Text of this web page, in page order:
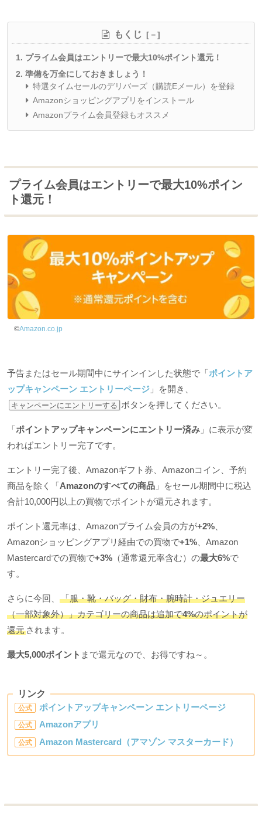
もくじ
プライム会員はエントリーで最大10%ポイント還元！
準備を万全にしておきましょう！
特選タイムセールのデリバーズ（購読Eメール）を登録
Amazonショッピングアプリをインストール
Amazonプライム会員登録もオススメ
プライム会員はエントリーで最大10%ポイン
ト還元！
©Amazon.co.jp
予告またはセール期間中にサインインした状態で「ポイントア
ップキャンペーン エントリーページ 」を開き、
キャンペーンにエントリーする ボタンを押してください。
「ポイントアップキャンペーンにエントリー済み 」に表示が変
わればエントリー完了です。
エントリー完了後、Amazonギフト券、Amazonコイン、予約
商品を除く「Amazonのすべての商品 」をセール期間中に税込
合計10,000円以上の買物でポイントが還元されます。
ポイント還元率は、Amazonプライム会員の方が+2%
Amazonショッピングアプリ経由での買物で+1% 、Amazon
Mastercardでの買物で+3% （通常還元率含む）の最大6%で
す。
さらに今回、 「服・靴・バッグ・財布・腕時計・ジュエリー
（一部対象外）」カテゴリーの商品は追加で4%のポイントが
還元されます。
最大5,000ポイント まで還元なので、お得ですね～。
リンク
公式 ポイントアップキャンペーン エントリーページ
公式 Amazonアプリ
公式 Amazon Mastercard（アマゾン マスターカード）